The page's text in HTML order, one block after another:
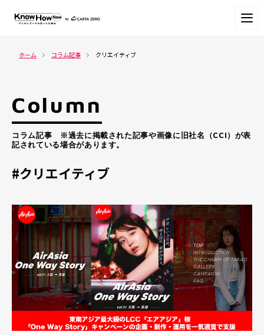
ホーム コラム記事 クリエイティブ
Column
コラム記事 ※過去に掲載された記事や画像に旧社名（CCI）が表
記されている場合があります。
#クリエイティブ